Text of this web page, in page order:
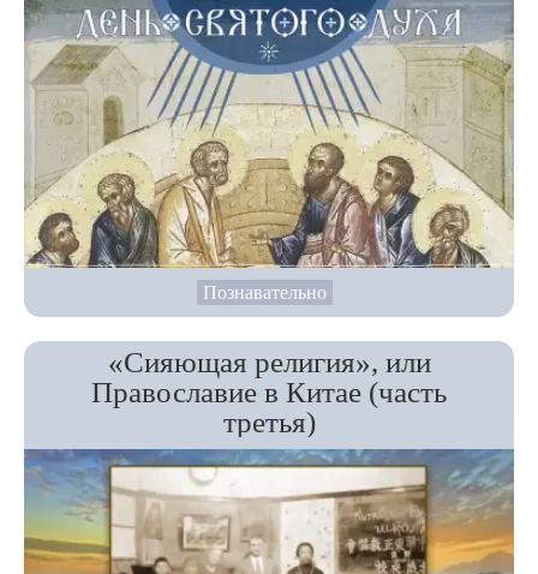
Познавательно
«Сияющая религия», или
Православие в Китае (часть
третья)